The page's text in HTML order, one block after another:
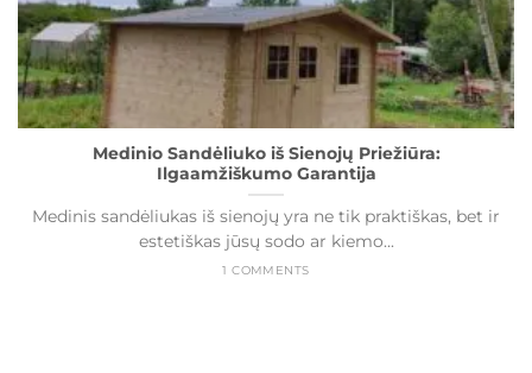
Medinio Sandėliuko iš Sienojų Priežiūra:
Ilgaamžiškumo Garantija
Medinis sandėliukas iš sienojų yra ne tik praktiškas, bet ir
estetiškas jūsų sodo ar kiemo...
1 COMMENTS